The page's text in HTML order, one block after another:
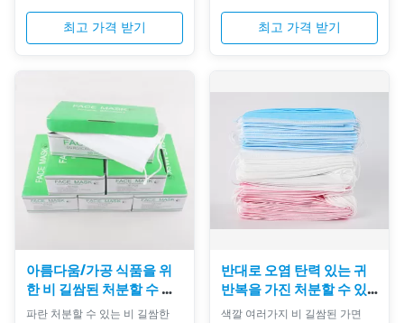
길쌈된 가면은 spunbonded 비
길쌈된 직물 및 meltblown 비 길
쌈된 직물로 만듭니다 낮은 호흡
코 막대기를 얼굴을 아주 잘 적합
하 높은 보호를 제안할 수 있습니
다 조정하십시오 코 막대기는 뿐
만 아니라 비용을 저장할 수 있는,
플라스틱과 알루미늄에 의해 또
한 더 안락한 합니다 정밀하고 연
약한 물자는 피부를 자극하지 않
최고 가격 받기
다 특징 비 길쌈된 가면은
spunbonded 비 길쌈된 직물 및
meltblown 비 길쌈된 직물로 만
력 있는 귀 반복은 착용할 때 불편
을 피할 것입니다 코 막대기를 얼
굴을 아주 잘 적합하 높은 보호를
제안할 수 있습니다 조정하십시
오 코 막대기는 뿐만 아니라 비용
을 저장할 수 있는, 플라스틱과 알
루미늄에 의해 또한 더 안락한 합
니다 정밀하고 연약한 물자는 피
부를 자극하지 않으며, 효과적으
최고 가격 받기
아름다움/가공 식품을 위
한 비 길쌈된 처분할 수 있
는 가면 3개의 층 PP
파란 처분할 수 있는 비 길쌈한
반대로 오염 탄력 있는 귀
반복을 가진 처분할 수 있
는 비 길쌈된 가면
색깔 여러가지 비 길쌈된 가면